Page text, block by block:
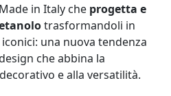
in Italy che progetta e
trasformandoli in
una nuova tendenza
che abbina la
e alla versatilità.